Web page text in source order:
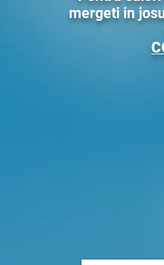
mergeti in